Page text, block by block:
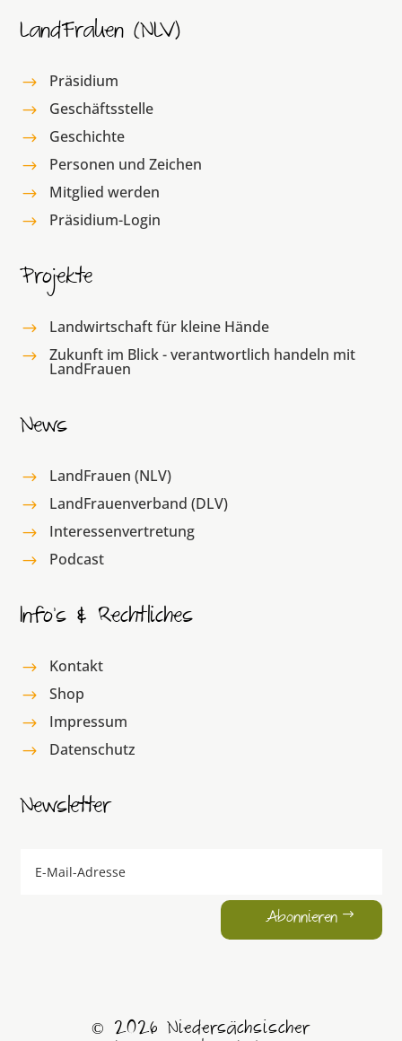
LandFrauen (NLV)
$ Präsidium
$ Geschäftsstelle
$ Geschichte
$ Personen und Zeichen
$ Mitglied werden
$ Präsidium-Login
Projekte
$ Landwirtschaft für kleine Hände
$ Zukunft im Blick - verantwortlich handeln mit
LandFrauen
News
$ LandFrauen (NLV)
$ LandFrauenverband (DLV)
$ Interessenvertretung
$ Podcast
Info’s & Rechtliches
$ Kontakt
$ Shop
$ Impressum
$ Datenschutz
Newsletter
Abonnieren
© 2026 Niedersächsischer